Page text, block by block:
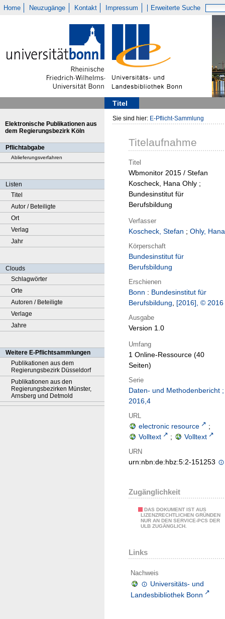
Home Neuzugänge Kontakt Impressum Erweiterte Suche
Titel
Elektronische Publikationen aus
dem Regierungsbezirk Köln
Pflichtabgabe
Ablieferungsverfahren
Listen
Titel
Autor / Beteiligte
Ort
Verlag
Jahr
Clouds
Schlagwörter
Orte
Autoren / Beteiligte
Verlage
Jahre
Weitere E-Pflichtsammlungen
Publikationen aus dem
Regierungsbezirk Düsseldorf
Publikationen aus den
Regierungsbezirken Münster,
Arnsberg und Detmold
Sie sind hier: E-Pflicht-Sammlung
Titelaufnahme
Titel
Wbmonitor 2015 / Stefan
Koscheck, Hana Ohly ;
Bundesinstitut für
Berufsbildung
Verfasser
Koscheck, Stefan ; Ohly, Hana
Körperschaft
Bundesinstitut für
Berufsbildung
Erschienen
Bonn : Bundesinstitut für
Berufsbildung, [2016], © 2016
Ausgabe
Version 1.0
Umfang
1 Online-Ressource (40
Seiten)
Serie
Daten- und Methodenbericht ;
2016,4
URL
electronic resource
;
Volltext
; Volltext
URN
urn:nbn:de:hbz:5:2-151253
Zugänglichkeit
DAS DOKUMENT IST AUS
LIZENZRECHTLICHEN GRÜNDEN
NUR AN DEN SERVICE-PCS DER
ULB ZUGÄNGLICH.
Links
Nachweis
Universitäts- und
Landesbibliothek Bonn